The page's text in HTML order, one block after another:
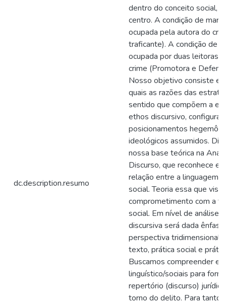
dc.description.resumo
dentro do conceito social,
centro. A condição de
ocupada pela autora do
traficante). A condição de
ocupada por duas leitoras
crime (Promotora e
Nosso objetivo consiste
quais as razões das
sentido que compõem a
ethos discursivo,
posicionamentos
ideológicos assumidos.
nossa base teórica na
Discurso, que reconhece e
relação entre a linguagem
social. Teoria essa que visa
comprometimento com a
social. Em nível de análise
discursiva será dada
perspectiva tridimensional
texto, prática social e
Buscamos compreender
linguístico/sociais para
repertório (discurso)
torno do delito. Para tanto